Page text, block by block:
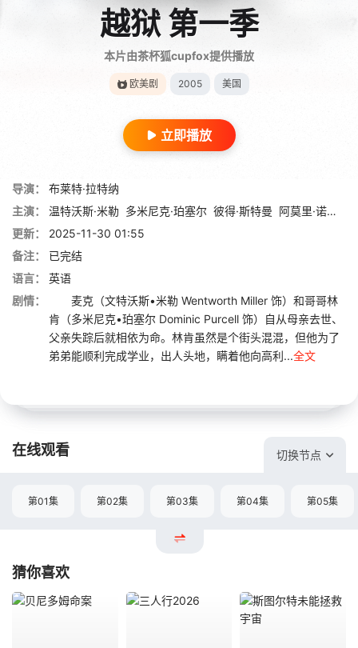
越狱 第一季
本片由茶杯狐cupfox提供播放
欧美剧 2005 美国
立即播放
导演：
布莱特·拉特纳
主演：
温特沃斯·米勒 多米尼克·珀塞尔 彼得·斯特曼 阿莫里·诺拉斯科
更新：
2025-11-30 01:55
备注：
已完结
语言：
英语
剧情：
麦克（文特沃斯•米勒 Wentworth Miller 饰）和哥哥林
肯（多米尼克•珀塞尔 Dominic Purcell 饰）自从母亲去世、
父亲失踪后就相依为命。林肯虽然是个街头混混，但他为了
弟弟能顺利完成学业，出人头地，瞒着他向高利...全文
在线观看 切换节点
第01集 第02集 第03集 第04集 第05集
猜你喜欢